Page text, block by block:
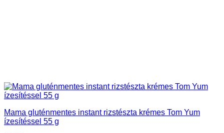
Mama gluténmentes instant rizstészta krémes Tom Yum
ízesítéssel 55 g